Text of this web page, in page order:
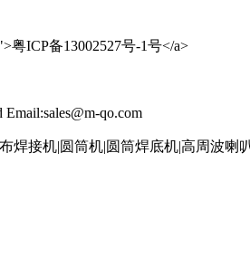
粤ICP备13002527号-1号</a>
qo.com
焊接机|圆筒机|圆筒焊底机|高周波喇